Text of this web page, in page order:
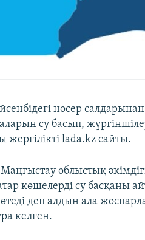
нөсер
су басып,
жергілікті lada.kz сайты.
облыстық
көшелерді су
деп алдын ала
келген.